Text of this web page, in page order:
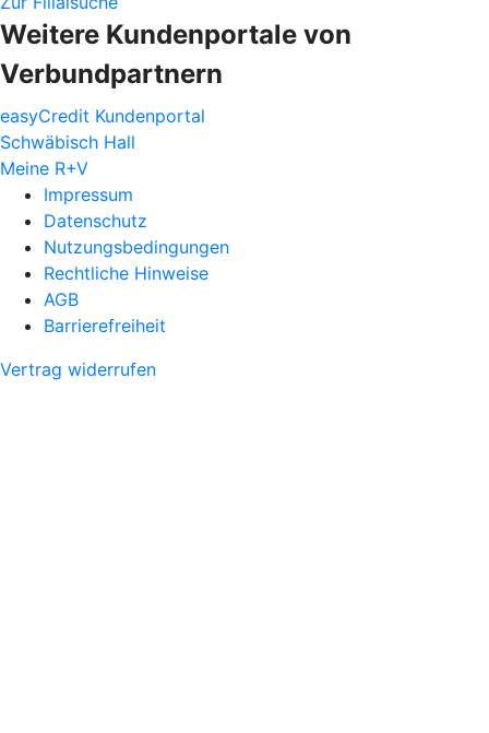
Weitere Kundenportale von
Verbundpartnern
easyCredit Kundenportal
Schwäbisch Hall
Meine R+V
Impressum
Datenschutz
Nutzungsbedingungen
Rechtliche Hinweise
AGB
Barrierefreiheit
Vertrag widerrufen